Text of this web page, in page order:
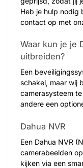
Heb je hulp nodig
contact op met
Waar kun je je
uitbreiden?
Een
schakel, maar wij
camerasysteem
andere een
Dahua NVR
Een Dahua NVR
camerabeelden
kijken via een